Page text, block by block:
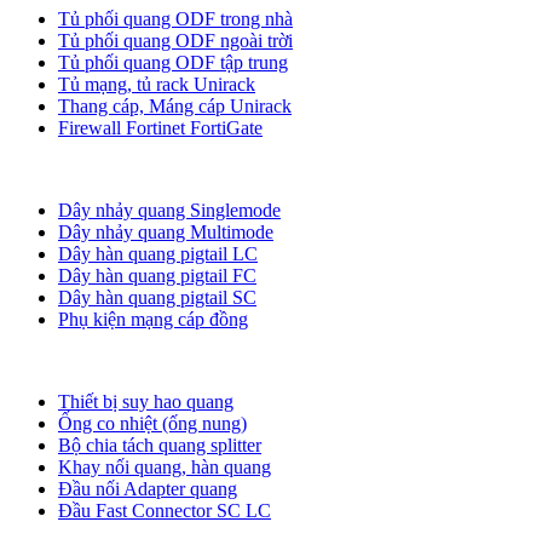
Tủ phối quang ODF trong nhà
Tủ phối quang ODF ngoài trời
Tủ phối quang ODF tập trung
Tủ mạng, tủ rack Unirack
Thang cáp, Máng cáp Unirack
Firewall Fortinet FortiGate
Dây nhảy quang Singlemode
Dây nhảy quang Multimode
Dây hàn quang pigtail LC
Dây hàn quang pigtail FC
Dây hàn quang pigtail SC
Phụ kiện mạng cáp đồng
Thiết bị suy hao quang
Ống co nhiệt (ống nung)
Bộ chia tách quang splitter
Khay nối quang, hàn quang
Đầu nối Adapter quang
Đầu Fast Connector SC LC